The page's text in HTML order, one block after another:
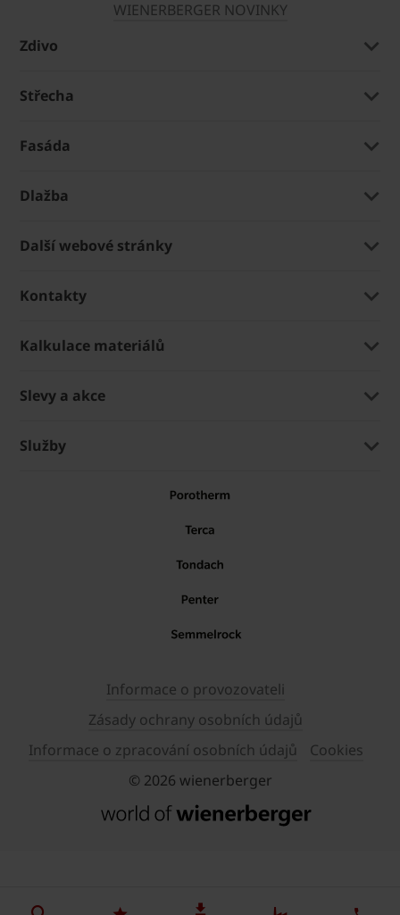
WIENERBERGER NOVINKY
Zdivo
Střecha
Fasáda
Dlažba
Další webové stránky
Kontakty
Kalkulace materiálů
Slevy a akce
Služby
Informace o provozovateli
Zásady ochrany osobních údajů
Informace o zpracování osobních údajů
Cookies
© 2026 wienerberger